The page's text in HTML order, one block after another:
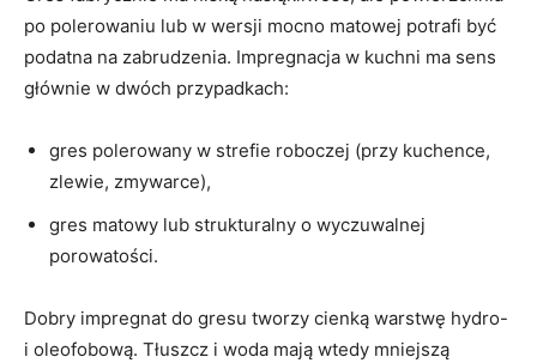
po polerowaniu lub w wersji mocno matowej potrafi być
podatna na zabrudzenia. Impregnacja w kuchni ma sens
głównie w dwóch przypadkach:
gres polerowany w strefie roboczej (przy kuchence,
zlewie, zmywarce),
gres matowy lub strukturalny o wyczuwalnej
porowatości.
Dobry impregnat do gresu tworzy cienką warstwę hydro-
i oleofobową. Tłuszcz i woda mają wtedy mniejszą